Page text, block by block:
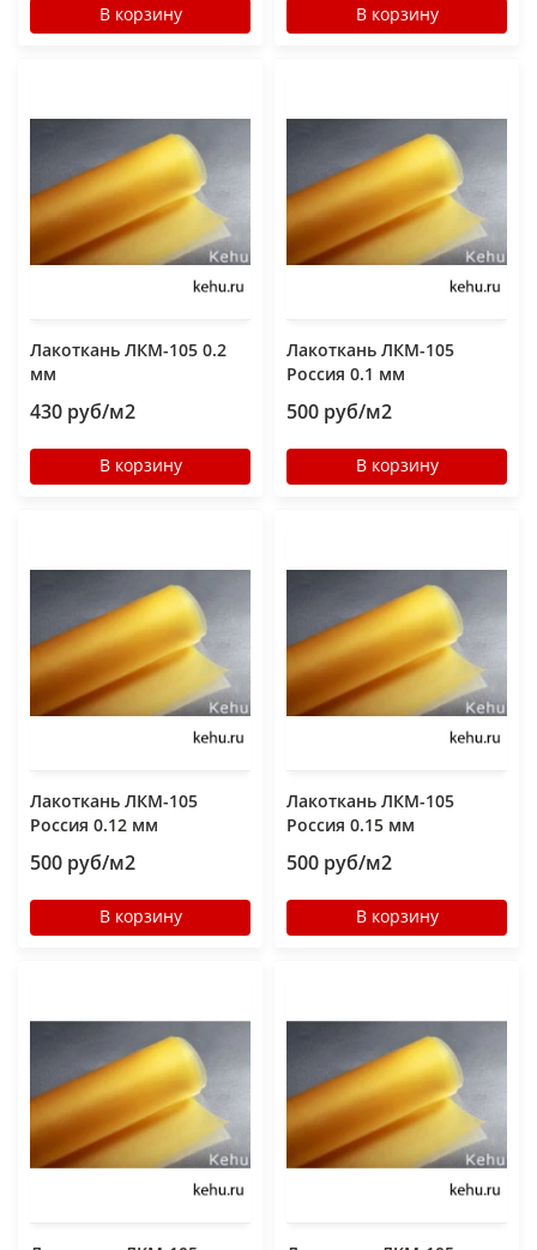
В корзину В корзину
Лакоткань ЛКМ-105 0.2
мм
430 руб/м2
В корзину
Лакоткань ЛКМ-105
Россия 0.1 мм
500 руб/м2
В корзину
Лакоткань ЛКМ-105
Россия 0.12 мм
500 руб/м2
В корзину
Лакоткань ЛКМ-105
Россия 0.15 мм
500 руб/м2
В корзину